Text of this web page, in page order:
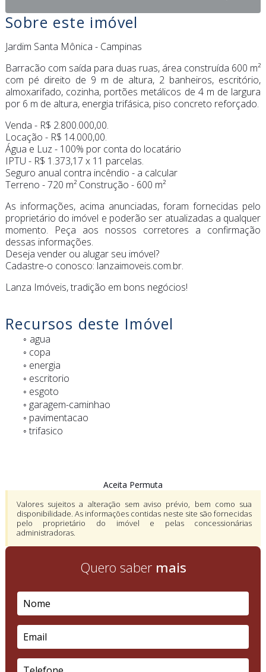
Sobre este imóvel
Jardim Santa Mônica - Campinas
Barracão com saída para duas ruas, área construída 600 m²
com pé direito de 9 m de altura, 2 banheiros, escritório,
almoxarifado, cozinha, portões metálicos de 4 m de largura
por 6 m de altura, energia trifásica, piso concreto reforçado.
Venda - R$ 2.800.000,00.
Locação - R$ 14.000,00.
Água e Luz - 100% por conta do locatário
IPTU - R$ 1.373,17 x 11 parcelas.
Seguro anual contra incêndio - a calcular
Terreno - 720 m² Construção - 600 m²
As informações, acima anunciadas, foram fornecidas pelo
proprietário do imóvel e poderão ser atualizadas a qualquer
momento. Peça aos nossos corretores a confirmação
dessas informações.
Deseja vender ou alugar seu imóvel?
Cadastre-o conosco: lanzaimoveis.com.br.
Lanza Imóveis, tradição em bons negócios!
Recursos deste Imóvel
agua
◦ copa
◦ energia
◦ escritorio
◦ esgoto
◦ garagem-caminhao
◦ pavimentacao
◦ trifasico
Aceita Permuta
Valores sujeitos a alteração sem aviso prévio, bem como sua
disponibilidade. As informações contidas neste site são fornecidas
pelo proprietário do imóvel e pelas concessionárias
administradoras.
Quero saber